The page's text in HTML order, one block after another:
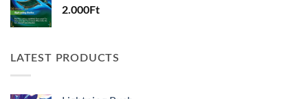
2.000Ft
LATEST PRODUCTS